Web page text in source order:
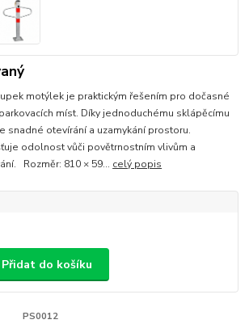
motýlek je praktickým řešením pro dočasné
míst. Díky jednoduchému sklápěcímu
snadné otevírání a uzamykání prostoru.
odolnost vůči povětrnostním vlivům a
Rozměr: 810 × 59... celý popis
Přidat do košíku
PS0012